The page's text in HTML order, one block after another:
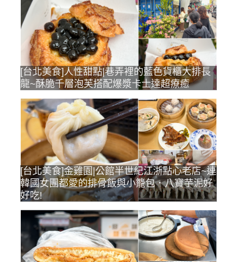
[台北美食]人性甜點|巷弄裡的藍色貨櫃大排長
龍~酥脆千層泡芙搭配爆漿卡士達超療癒
[台北美食]金雞園|公館半世紀江浙點心老店~連
韓國女團都愛的排骨飯與小籠包．八寶芋泥好
好吃!